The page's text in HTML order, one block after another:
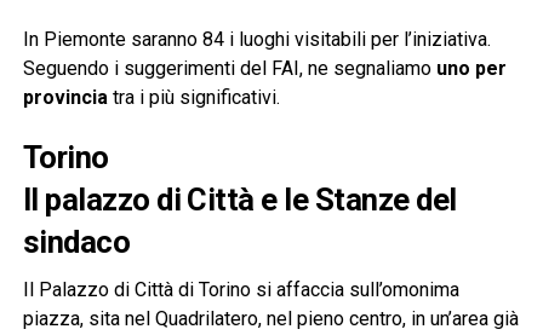
In Piemonte saranno 84 i luoghi visitabili per l’iniziativa.
Seguendo i suggerimenti del FAI, ne segnaliamo uno per
provinciatra i più significativi.
Torino
Il palazzo di Città e le Stanze del
sindaco
Il Palazzo di Città di Torino si affaccia sull’omonima
piazza, sita nel Quadrilatero, nel pieno centro, in un’area già